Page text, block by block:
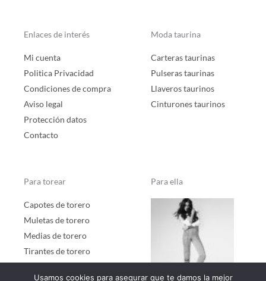
Enlaces de interés
Mi cuenta
Politica Privacidad
Condiciones de compra
Aviso legal
Protección datos
Contacto
Moda taurina
Carteras taurinas
Pulseras taurinas
Llaveros taurinos
Cinturones taurinos
Para torear
Capotes de torero
Muletas de torero
Medias de torero
Tirantes de torero
Para ella
Usamos cookies para asegurar que te damos la mejor